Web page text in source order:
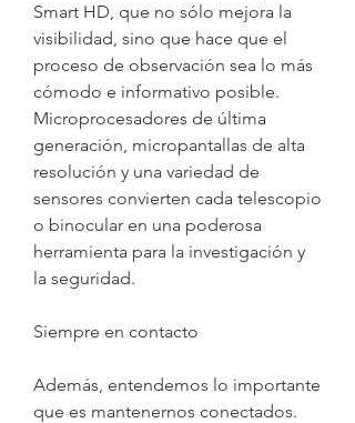
Smart HD, que no sólo mejora la
visibilidad, sino que hace que el
proceso de observación sea lo más
cómodo e informativo posible.
Microprocesadores de última
generación, micropantallas de alta
resolución y una variedad de
sensores convierten cada telescopio
o binocular en una poderosa
herramienta para la investigación y
la seguridad.
Siempre en contacto
Además, entendemos lo importante
que es mantenernos conectados.